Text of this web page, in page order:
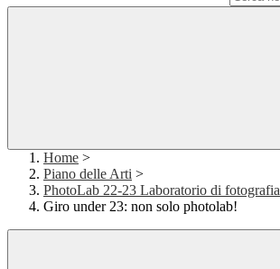
Home >
Piano delle Arti >
PhotoLab 22-23 Laboratorio di fotografia
Giro under 23: non solo photolab!